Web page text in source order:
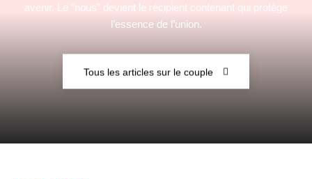
–
avenir. Le “nous” devient le récipient contenant qui protège
l’essence de l’union.
Tous les articles sur le couple